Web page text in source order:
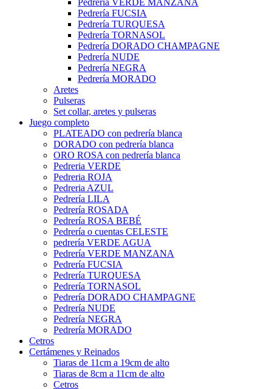
Pedrería VERDE MANZANA
Pedrería FUCSIA
Pedrería TURQUESA
Pedrería TORNASOL
Pedrería DORADO CHAMPAGNE
Pedrería NUDE
Pedrería NEGRA
Pedrería MORADO
Aretes
Pulseras
Set collar, aretes y pulseras
Juego completo
PLATEADO con pedrería blanca
DORADO con pedrería blanca
ORO ROSA con pedrería blanca
Pedreria VERDE
Pedreria ROJA
Pedreria AZUL
Pedrería LILA
Pedrería ROSADA
Pedrería ROSA BEBÉ
Pedrería o cuentas CELESTE
pedrería VERDE AGUA
Pedrería VERDE MANZANA
Pedrería FUCSIA
Pedrería TURQUESA
Pedrería TORNASOL
Pedrería DORADO CHAMPAGNE
Pedrería NUDE
Pedrería NEGRA
Pedrería MORADO
Cetros
Certámenes y Reinados
Tiaras de 11cm a 19cm de alto
Tiaras de 8cm a 11cm de alto
Cetros